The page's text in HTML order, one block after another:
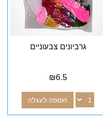
גרביונים צבעוניים
₪6.5
הוספה לעגלה